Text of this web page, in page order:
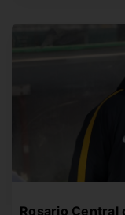
Rosario Central